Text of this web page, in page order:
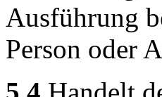
Ausführung
Person oder